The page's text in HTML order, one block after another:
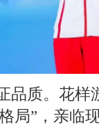
品质。花样
局”，亲临